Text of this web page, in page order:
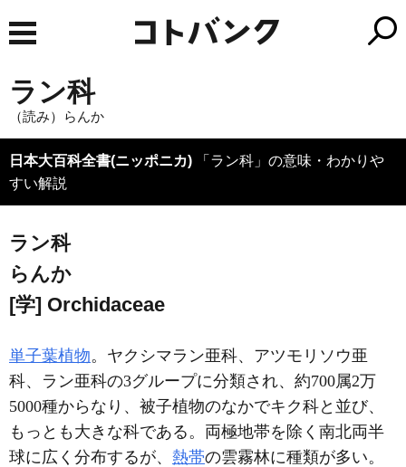
ラン科
（読み）らんか
日本大百科全書(ニッポニカ) 「ラン科」の意味・わかりや
すい解説
ラン科
らんか
[学] Orchidaceae
単子葉植物。ヤクシマラン亜科、アツモリソウ亜
科、ラン亜科の3グループに分類され、約700属2万
5000種からなり、被子植物のなかでキク科と並び、
もっとも大きな科である。両極地帯を除く南北両半
球に広く分布するが、 熱帯の雲霧林に種類が多い。